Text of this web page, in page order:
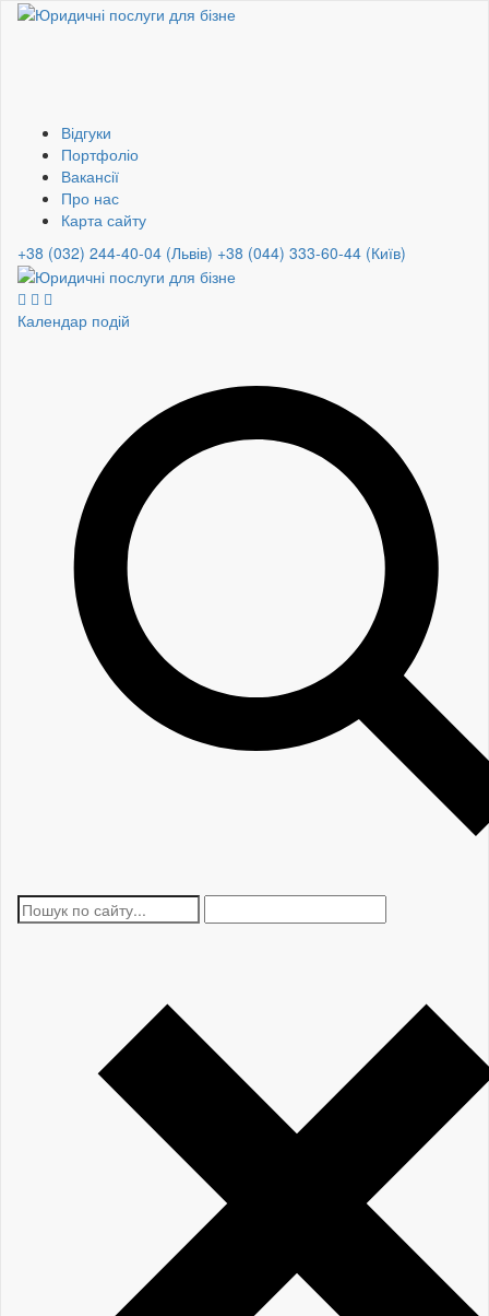
Відгуки
Портфоліо
Вакансії
Про нас
Карта сайту
+38 (032) 244-40-04 (Львів) +38 (044) 333-60-44 (Київ)
Календар подій